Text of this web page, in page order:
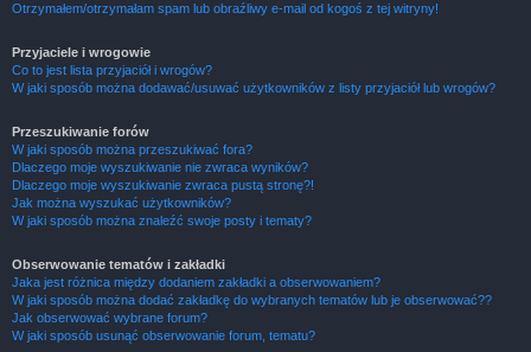
Otrzymałem/otrzymałam spam lub obraźliwy e-mail od kogoś z tej witryny!
Przyjaciele i wrogowie
Co to jest lista przyjaciół i wrogów?
W jaki sposób można dodawać/usuwać użytkowników z listy przyjaciół lub wrogów?
Przeszukiwanie forów
W jaki sposób można przeszukiwać fora?
Dlaczego moje wyszukiwanie nie zwraca wyników?
Dlaczego moje wyszukiwanie zwraca pustą stronę?!
Jak można wyszukać użytkowników?
W jaki sposób można znaleźć swoje posty i tematy?
Obserwowanie tematów i zakładki
Jaka jest różnica między dodaniem zakładki a obserwowaniem?
W jaki sposób można dodać zakładkę do wybranych tematów lub je obserwować??
Jak obserwować wybrane forum?
W jaki sposób usunąć obserwowanie forum, tematu?